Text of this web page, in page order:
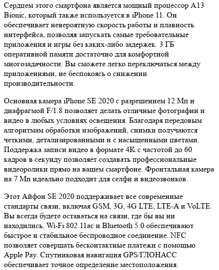
Сердцем этого смартфона является мощный процессор A13
Bionic, который также используется в iPhone 11. Он
обеспечивает невероятную скорость работы и плавность
интерфейса, позволяя запускать самые требовательные
приложения и игры без каких-либо задержек. 3 ГБ
оперативной памяти достаточно для комфортной
многозадачности. Вы сможете легко переключаться между
приложениями, не беспокоясь о снижении
производительности.
Основная камера iPhone SE 2020 с разрешением 12 Мп и
диафрагмой F/1.8 позволяет делать отличные фотографии и
видео в любых условиях освещения. Благодаря передовым
алгоритмам обработки изображений, снимки получаются
четкими, детализированными и с насыщенными цветами.
Поддержка записи видео в формате 4K с частотой до 60
кадров в секунду позволяет создавать профессиональные
видеоролики прямо на вашем смартфоне. Фронтальная камера
на 7 Мп идеально подходит для селфи и видеозвонков.
Этот Айфон SE 2020 поддерживает все современные
стандарты связи, включая GSM, 3G, 4G LTE, LTE-A и VoLTE.
Вы всегда будете оставаться на связи, где бы вы ни
находились. Wi-Fi 802.11ac и Bluetooth 5.0 обеспечивают
быстрое и стабильное беспроводное соединение. NFC
позволяет совершать бесконтактные платежи с помощью
Apple Pay. Спутниковая навигация GPS/ГЛОНАСС
обеспечивает точное определение местоположения.